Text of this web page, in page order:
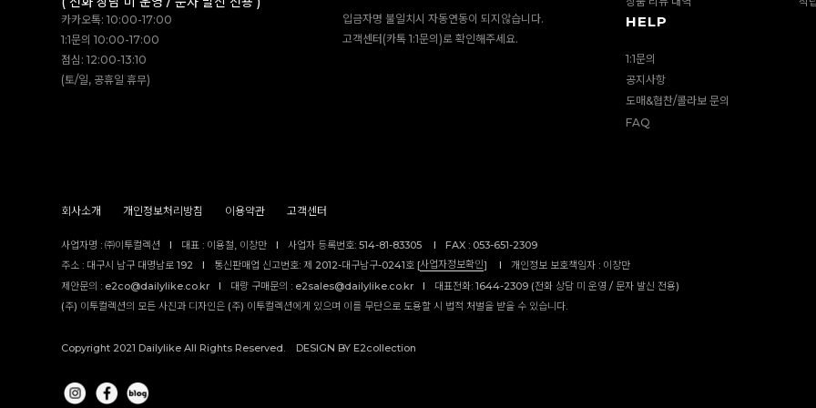
카카오톡: 10:00-17:00
1:1문의 10:00-17:00
점심: 12:00-13:10
(토/일, 공휴일 휴무)
입금자명 불일치시 자동연동이 되지않습니다.
고객센터(카톡 1:1문의)로 확인해주세요.
HELP
1:1문의
공지사항
도매&협찬/콜라보 문의
FAQ
회사소개 개인정보처리방침 이용약관 고객센터
사업자명 : ㈜이투컬렉션 I 대표 : 이용철, 이창만 I 사업자 등록번호: 514-81-83305 I
FAX : 053-651-2309
주소 : 대구시 남구 대명남로 192
I 통신판매업 신고번호: 제 2012-대구남구-0241호 [사업자정보확인] I
개인정보 보호책임자 : 이창만
제안문의 : e2co@dailylike.co.kr
I 대량 구매문의 : e2sales@dailylike.co.kr I
대표전화: 1644-2309 (전화 상담 미 운영 / 문자 발신 전용)
(주) 이투컬렉션의 모든 사진과 디자인은 (주) 이투컬렉션에게 있으며 이를 무단으로 도용할 시 법적 처벌을 받을 수 있습니다.
Copyright 2021 Dailylike All Rights Reserved. DESIGN BY E2collection